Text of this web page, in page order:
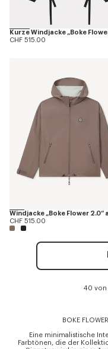
Kurze Windjacke „Boke
CHF 515.00
CHF 515.00
40 von
BOKE
Eine minimalistische
Farbtönen, die der